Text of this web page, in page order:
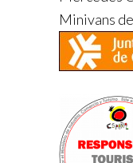
Minivans